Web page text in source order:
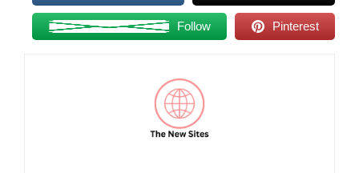
Follow Pinterest